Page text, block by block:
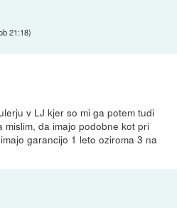
21:18)
v LJ kjer so mi ga potem tudi
da imajo podobne kot pri
garancijo 1 leto oziroma 3 na